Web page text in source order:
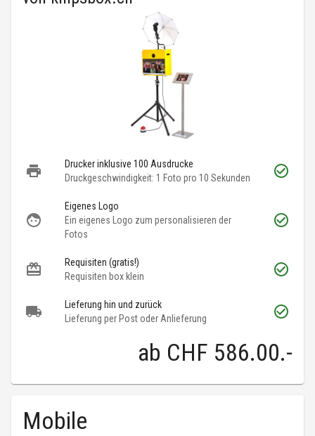
Drucker inklusive 100 Ausdrucke
Druckgeschwindigkeit: 1 Foto pro 10 Sekunden
Eigenes Logo
Ein eigenes Logo zum personalisieren der
Fotos
Requisiten (gratis!)
Requisiten box klein
Lieferung hin und zurück
Lieferung per Post oder Anlieferung
ab CHF 586.00.-
Mobile